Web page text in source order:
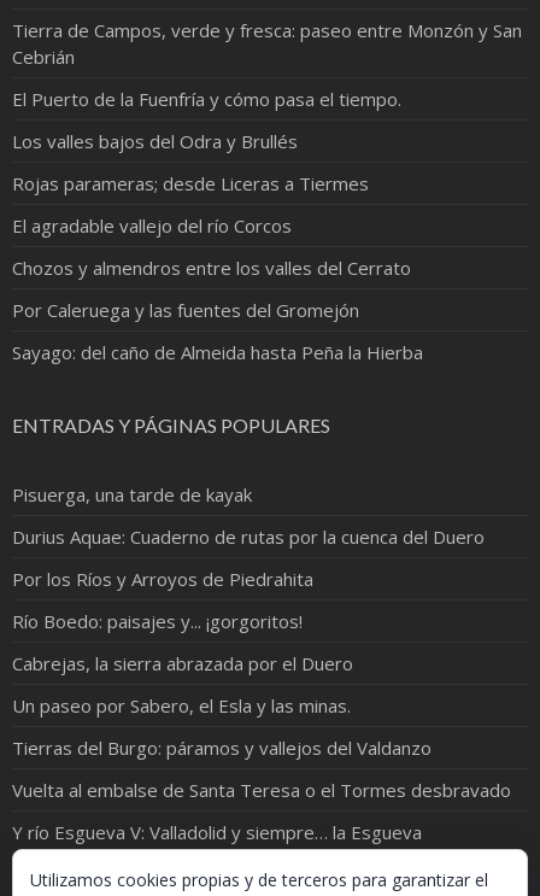
Tierra de Campos, verde y fresca: paseo entre Monzón y San
Cebrián
El Puerto de la Fuenfría y cómo pasa el tiempo.
Los valles bajos del Odra y Brullés
Rojas parameras; desde Liceras a Tiermes
El agradable vallejo del río Corcos
Chozos y almendros entre los valles del Cerrato
Por Caleruega y las fuentes del Gromejón
Sayago: del caño de Almeida hasta Peña la Hierba
ENTRADAS Y PÁGINAS POPULARES
Pisuerga, una tarde de kayak
Durius Aquae: Cuaderno de rutas por la cuenca del Duero
Por los Ríos y Arroyos de Piedrahita
Río Boedo: paisajes y... ¡gorgoritos!
Cabrejas, la sierra abrazada por el Duero
Un paseo por Sabero, el Esla y las minas.
Tierras del Burgo: páramos y vallejos del Valdanzo
Vuelta al embalse de Santa Teresa o el Tormes desbravado
Y río Esgueva V: Valladolid y siempre… la Esgueva
Un paseo en moto hasta la Raya, luego a la Raia... y vuelta
Utilizamos cookies propias y de terceros para garantizar el